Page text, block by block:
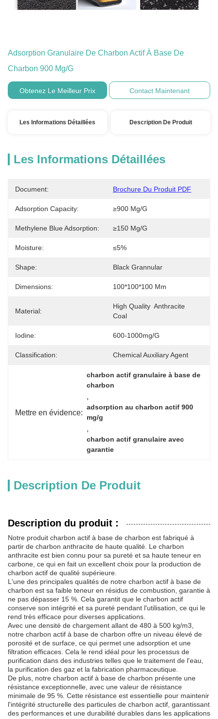
Adsorption Granulaire De Charbon Actif À Base De
Charbon 900 Mg/g
Obtenez Le Meilleur Prix Contact Maintenant
Les Informations Détaillées Description De Produit
Les Informations Détaillées
Document: Brochure Du Produit PDF
Adsorption Capacity: ≥900 Mg/g
Methylene Blue Adsorption: ≥150 Mg/g
Moisture: ≤5%
Shape: Black Grannular
Dimensions: 100*100*100 Mm
Material:
High Quality  Anthracite
Coal
Iodine: 600-1000mg/g
Classification: Chemical Auxiliary Agent
Mettre en évidence:
charbon actif granulaire à base de
charbon
,
adsorption au charbon actif 900
mg/g
,
charbon actif granulaire avec
garantie
Description De Produit
Description du produit :
Notre produit charbon actif à base de charbon est fabriqué à
partir de charbon anthracite de haute qualité. Le charbon
anthracite est bien connu pour sa pureté et sa haute teneur en
carbone, ce qui en fait un excellent choix pour la production de
charbon actif de qualité supérieure.
L'une des principales qualités de notre charbon actif à base de
charbon est sa faible teneur en résidus de combustion, garantie à
ne pas dépasser 15 %. Cela garantit que le charbon actif
conserve son intégrité et sa pureté pendant l'utilisation, ce qui le
rend très efficace pour diverses applications.
Avec une densité de chargement allant de 480 à 500 kg/m3,
notre charbon actif à base de charbon offre un niveau élevé de
porosité et de surface, ce qui permet une adsorption et une
filtration efficaces. Cela le rend idéal pour les processus de
purification dans des industries telles que le traitement de l'eau,
la purification des gaz et la fabrication pharmaceutique.
De plus, notre charbon actif à base de charbon présente une
résistance exceptionnelle, avec une valeur de résistance
minimale de 95 %. Cette résistance est essentielle pour maintenir
l'intégrité structurelle des particules de charbon actif, garantissant
des performances et une durabilité durables dans les applications